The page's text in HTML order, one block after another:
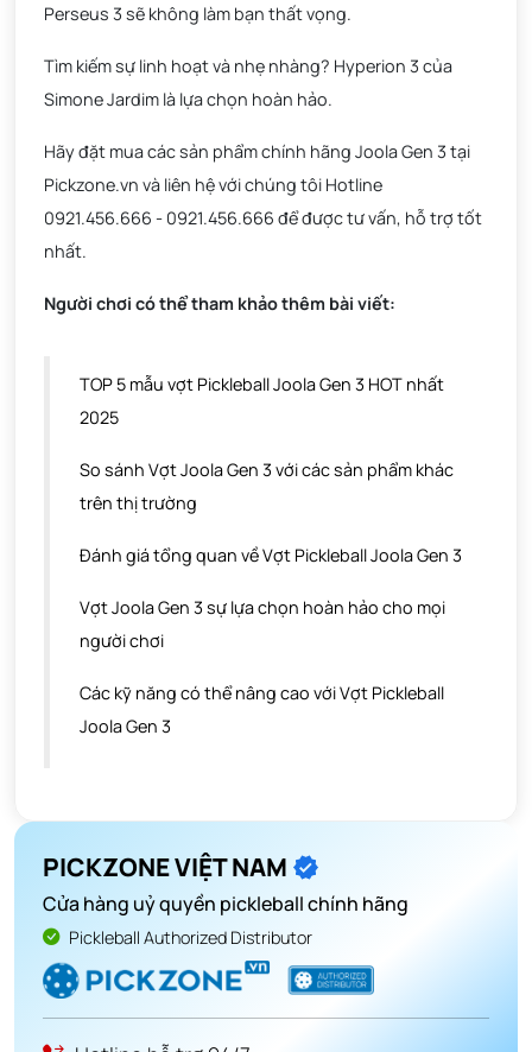
Perseus 3 sẽ không làm bạn thất vọng.
Tìm kiếm sự linh hoạt và nhẹ nhàng? Hyperion 3 của
Simone Jardim là lựa chọn hoàn hảo.
Hãy đặt mua các sản phẩm chính hãng Joola Gen 3 tại
Pickzone.vn và liên hệ với chúng tôi Hotline
0921.456.666 - 0921.456.666 để được tư vấn, hỗ trợ tốt
nhất.
Người chơi có thể tham khảo thêm bài viết:
TOP 5 mẫu vợt Pickleball Joola Gen 3 HOT nhất
2025
So sánh Vợt Joola Gen 3 với các sản phẩm khác
trên thị trường
Đánh giá tổng quan về Vợt Pickleball Joola Gen 3
Vợt Joola Gen 3 sự lựa chọn hoàn hảo cho mọi
người chơi
Các kỹ năng có thể nâng cao với Vợt Pickleball
Joola Gen 3
PICKZONE VIỆT NAM
Cửa hàng uỷ quyền pickleball chính hãng
Pickleball Authorized Distributor